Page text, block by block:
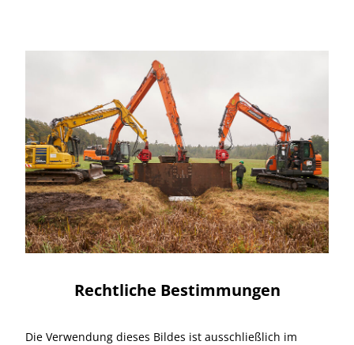
Rechtliche Bestimmungen
Die Verwendung dieses Bildes ist ausschließlich im